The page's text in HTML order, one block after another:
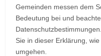
Gemeinden messen dem
Bedeutung bei und
Sie in dieser Erklärung,
umgehen.